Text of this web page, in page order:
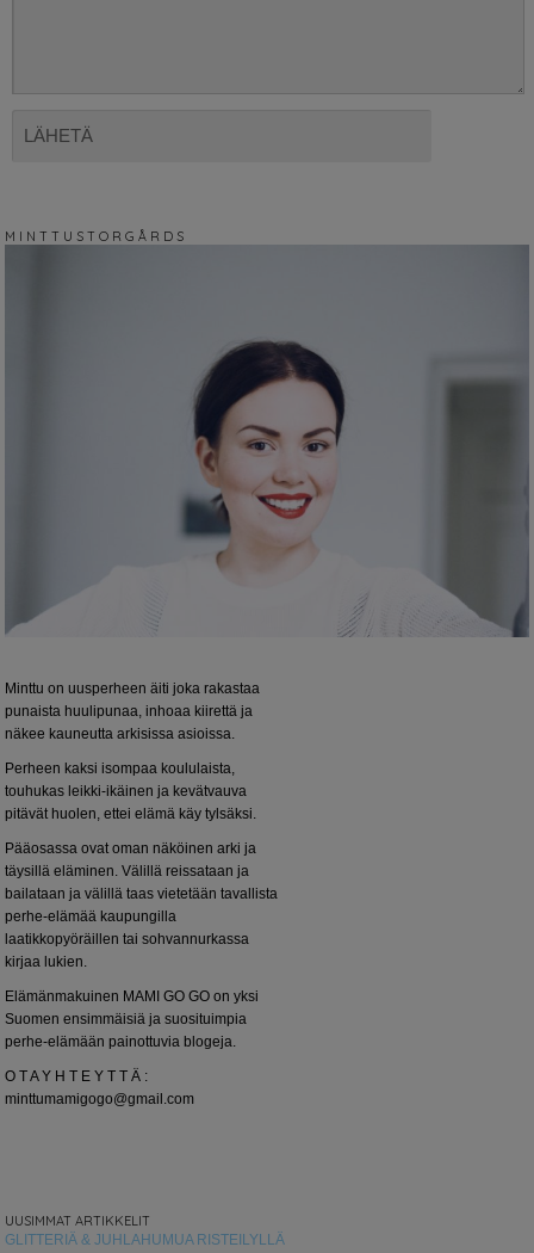
M I N T T U S T O R G Å R D S
Minttu on uusperheen äiti joka rakastaa
punaista huulipunaa, inhoaa kiirettä ja
näkee kauneutta arkisissa asioissa.
Perheen kaksi isompaa koululaista,
touhukas leikki-ikäinen ja kevätvauva
pitävät huolen, ettei elämä käy tylsäksi.
Pääosassa ovat oman näköinen arki ja
täysillä eläminen. Välillä reissataan ja
bailataan ja välillä taas vietetään tavallista
perhe-elämää kaupungilla
laatikkopyöräillen tai sohvannurkassa
kirjaa lukien.
Elämänmakuinen MAMI GO GO on yksi
Suomen ensimmäisiä ja suosituimpia
perhe-elämään painottuvia blogeja.
O T A Y H T E Y T T Ä :
minttumamigogo@gmail.com
UUSIMMAT ARTIKKELIT
GLITTERIÄ & JUHLAHUMUA RISTEILYLLÄ